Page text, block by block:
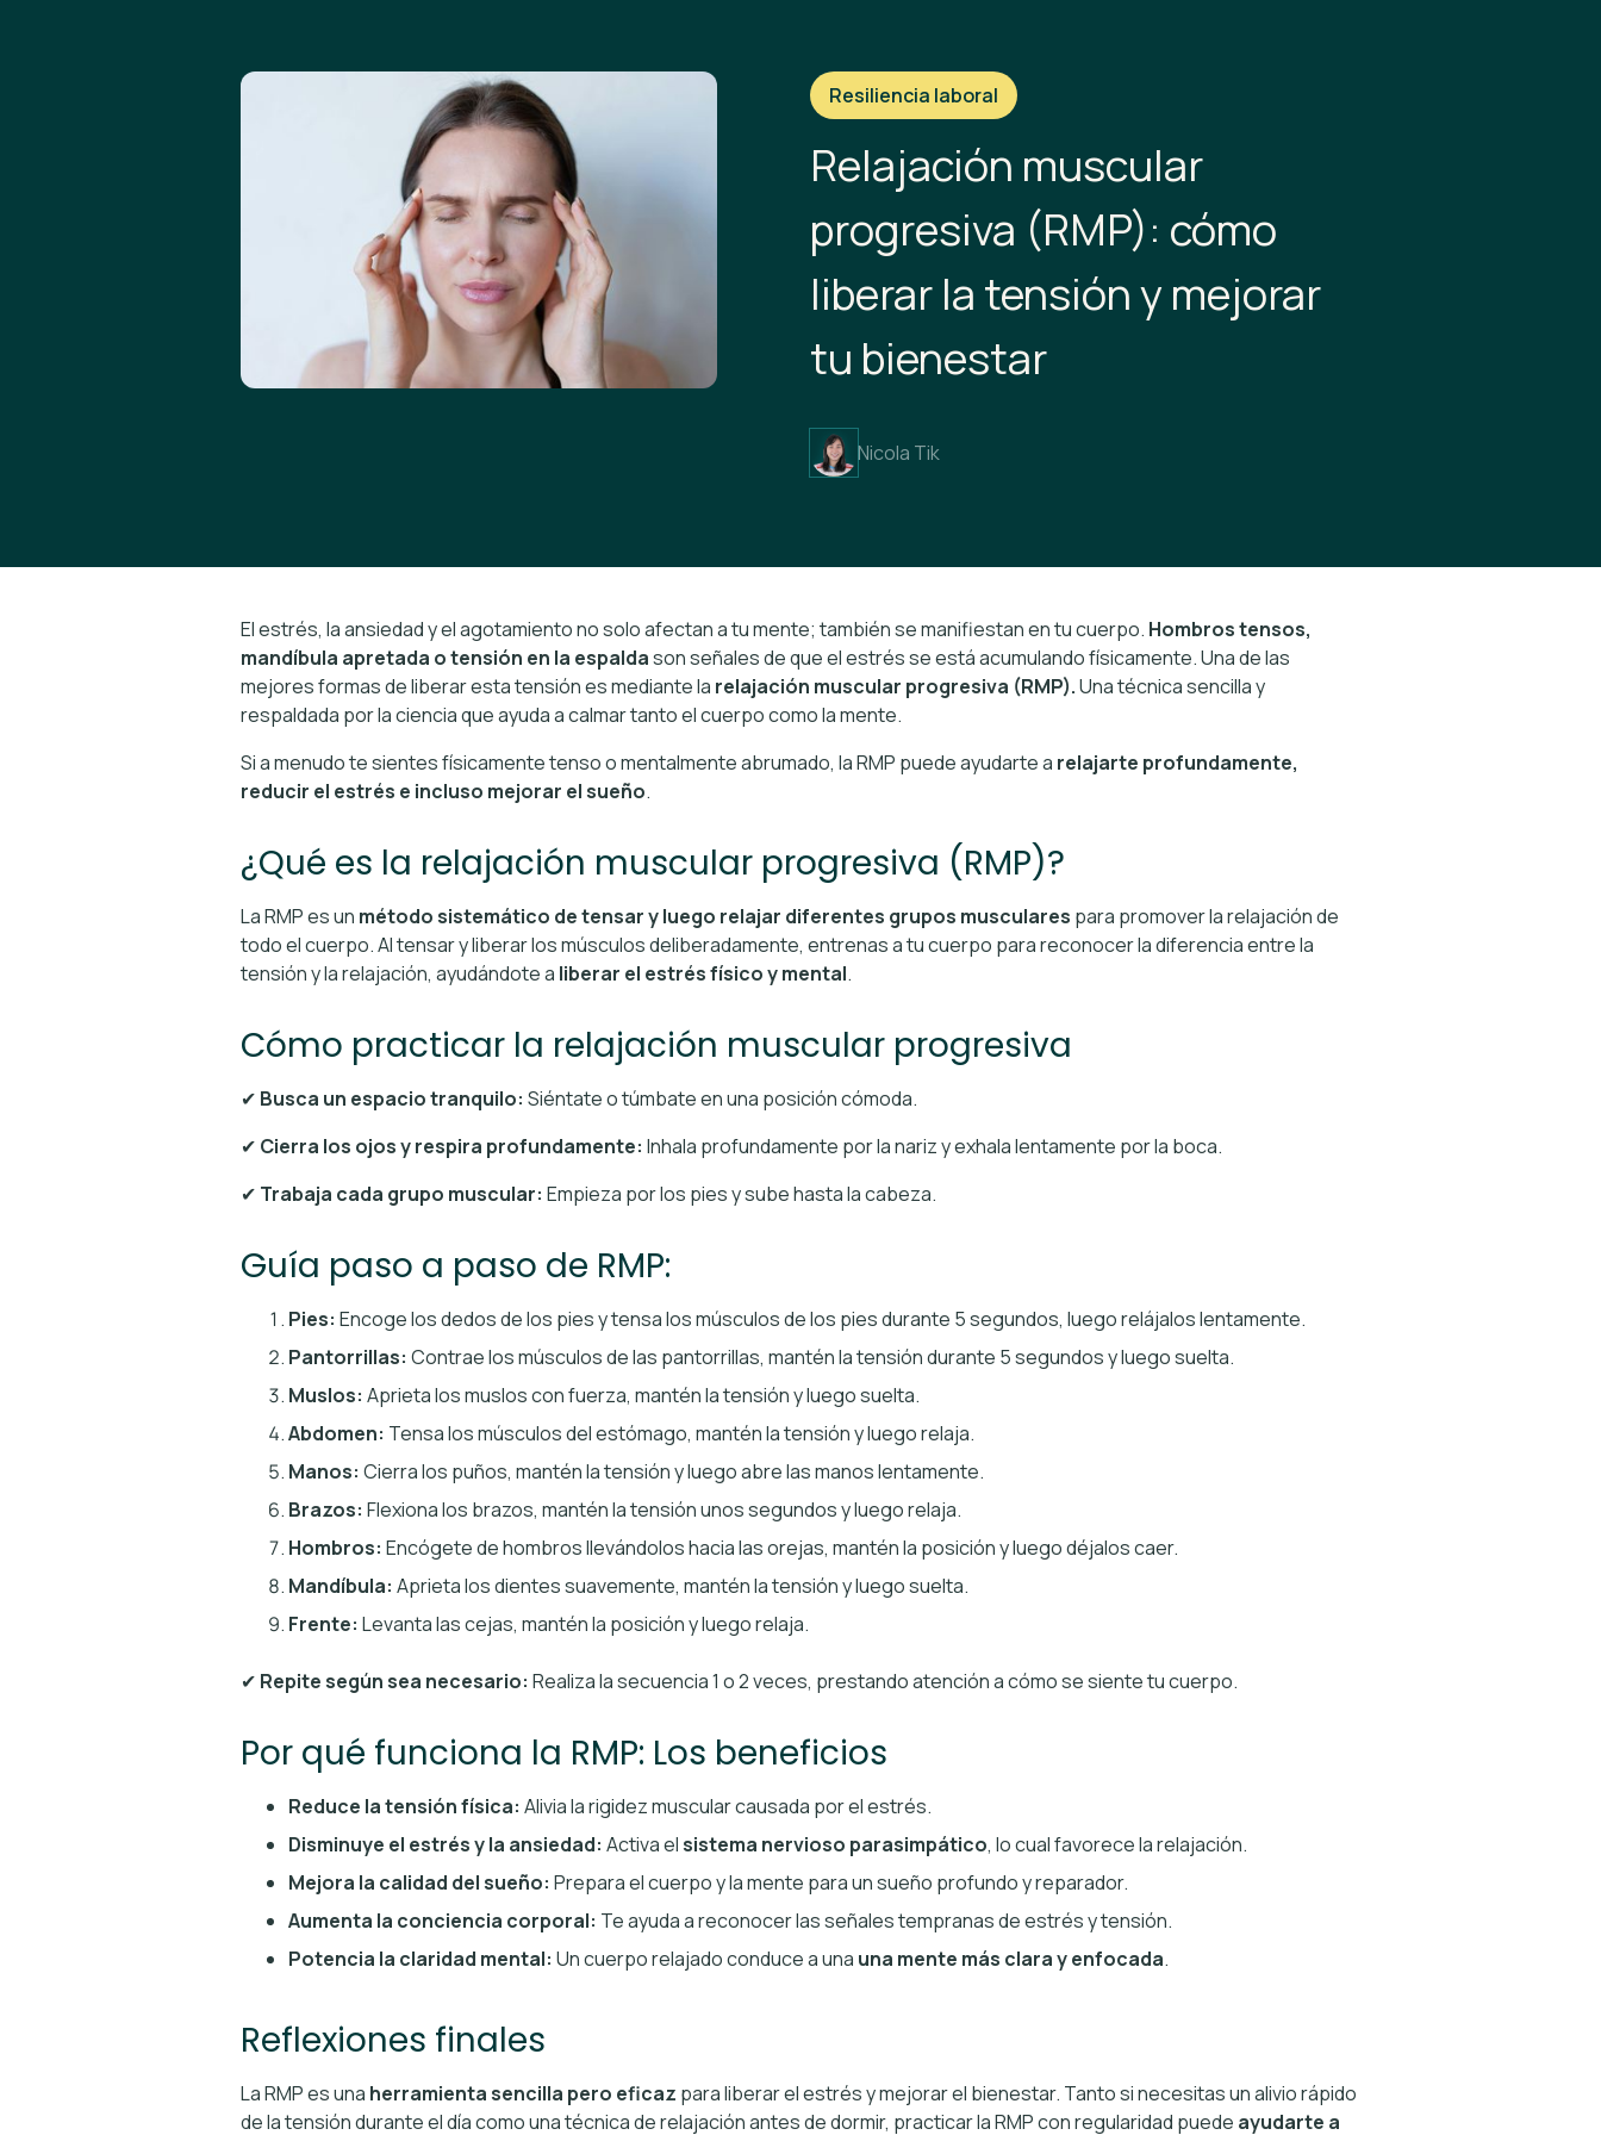
Resiliencia laboral
Relajación muscular
progresiva (RMP): cómo
liberar la tensión y mejorar
tu bienestar
Nicola Tik
El estrés, la ansiedad y el agotamiento no solo afectan a tu mente; también se manifiestan en tu cuerpo. Hombros tensos,
mandíbula apretada o tensión en la espaldason señales de que el estrés se está acumulando físicamente. Una de las
mejores formas de liberar esta tensión es mediante la relajación muscular progresiva (RMP).Una técnica sencilla y
respaldada por la ciencia que ayuda a calmar tanto el cuerpo como la mente.
Si a menudo te sientes físicamente tenso o mentalmente abrumado, la RMP puede ayudarte a relajarte profundamente,
reducir el estrés e incluso mejorar el sueño.
¿Qué es la relajación muscular progresiva (RMP)?
La RMP es un método sistemático de tensar y luego relajar diferentes grupos musculares para promover la relajación de
todo el cuerpo. Al tensar y liberar los músculos deliberadamente, entrenas a tu cuerpo para reconocer la diferencia entre la
tensión y la relajación, ayudándote a liberar el estrés físico y mental.
Cómo practicar la relajación muscular progresiva
✔ Busca un espacio tranquilo: Siéntate o túmbate en una posición cómoda.
✔ Cierra los ojos y respira profundamente: Inhala profundamente por la nariz y exhala lentamente por la boca.
✔ Trabaja cada grupo muscular: Empieza por los pies y sube hasta la cabeza.
Guía paso a paso de RMP:
Pies: Encoge los dedos de los pies y tensa los músculos de los pies durante 5 segundos, luego relájalos lentamente.
Pantorrillas: Contrae los músculos de las pantorrillas, mantén la tensión durante 5 segundos y luego suelta.
Muslos: Aprieta los muslos con fuerza, mantén la tensión y luego suelta.
Abdomen: Tensa los músculos del estómago, mantén la tensión y luego relaja.
Manos: Cierra los puños, mantén la tensión y luego abre las manos lentamente.
Brazos: Flexiona los brazos, mantén la tensión unos segundos y luego relaja.
Hombros: Encógete de hombros llevándolos hacia las orejas, mantén la posición y luego déjalos caer.
Mandíbula: Aprieta los dientes suavemente, mantén la tensión y luego suelta.
Frente: Levanta las cejas, mantén la posición y luego relaja.
✔ Repite según sea necesario: Realiza la secuencia 1 o 2 veces, prestando atención a cómo se siente tu cuerpo.
Por qué funciona la RMP: Los beneficios
Reduce la tensión física: Alivia la rigidez muscular causada por el estrés.
Disminuye el estrés y la ansiedad: Activa elsistema nervioso parasimpático, lo cual favorece la relajación.
Mejora la calidad del sueño: Prepara el cuerpo y la mente para un sueño profundo y reparador.
Aumenta la conciencia corporal: Te ayuda a reconocer las señales tempranas de estrés y tensión.
Potencia la claridad mental: Un cuerpo relajado conduce a una una mente más clara y enfocada.
Reflexiones finales
La RMP es una herramienta sencilla pero eficaz para liberar el estrés y mejorar el bienestar. Tanto si necesitas un alivio rápido
de la tensión durante el día como una técnica de relajación antes de dormir, practicar la RMP con regularidad puede ayudarte a